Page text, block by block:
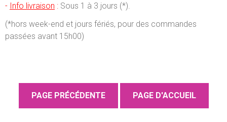
- Info livraison : Sous 1 à 3 jours (*).
(*hors week-end et jours fériés, pour des commandes
passées avant 15h00)